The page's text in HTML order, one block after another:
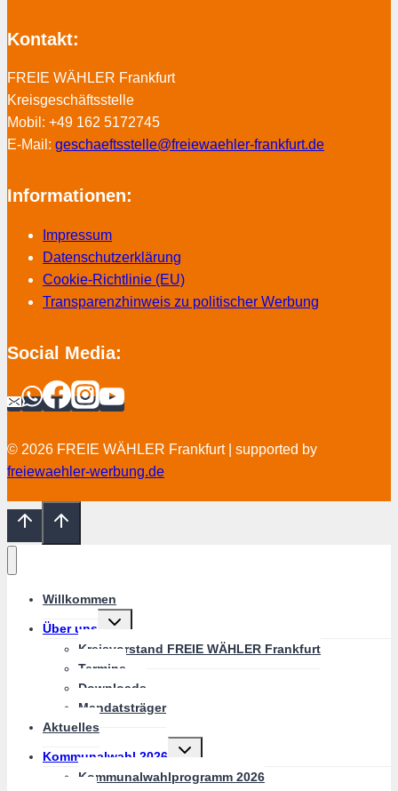
Kontakt:
FREIE WÄHLER Frankfurt
Kreisgeschäftsstelle
Mobil: +49 162 5172745
E-Mail: geschaeftsstelle@freiewaehler-frankfurt.de
Informationen:
Impressum
Datenschutzerklärung
Cookie-Richtlinie (EU)
Transparenzhinweis zu politischer Werbung
Social Media:
© 2026 FREIE WÄHLER Frankfurt | supported by
freiewaehler-werbung.de
Willkommen
Über uns
Untermenü
umschalten
Kreisvorstand FREIE WÄHLER Frankfurt
Termine
Downloads
Mandatsträger
Aktuelles
Kommunalwahl 2026
Untermenü
umschalten
Kommunalwahlprogramm 2026